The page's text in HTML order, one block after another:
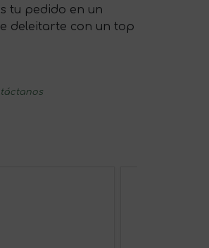
tu pedido en un
deleitarte con un top